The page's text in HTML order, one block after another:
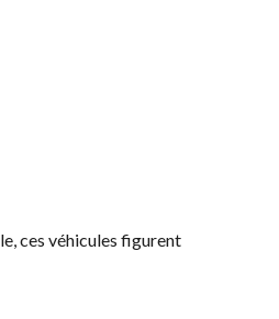
ces véhicules figurent